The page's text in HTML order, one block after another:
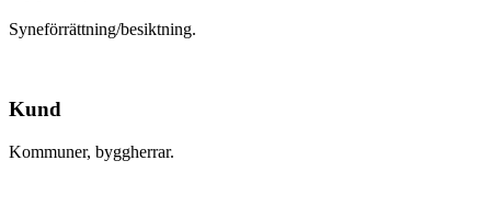
Syneförrättning/besiktning.
Kund
Kommuner, byggherrar.